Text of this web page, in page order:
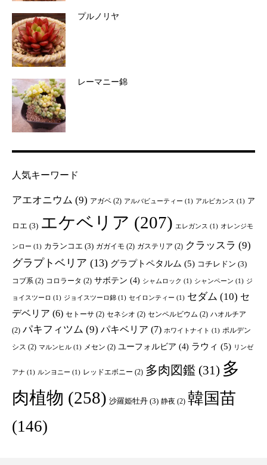
プルノリヤ
レーマニー錦
人気キーワード
アエオニウム (9) アガベ (2) アルバビューティー (1) アルビカンス (1) ア
ロエ (3) エケベリア (207) エレガンス (1) オレンジモ
ンロー (1) カランコエ (3) ガガイモ (2) ガステリア (2) クラッスラ (9)
グラプトベリア (13) グラプトペタルム (5) コチレドン (3)
コブ系 (2) コロラータ (2) サボテン (4) シャムロック (1) シャンペーン (1) ジ
ョイスツーロ (1) ジョイスツーロ錦 (1) セイロンティー (1) セダム (10) セ
デベリア (6) セトーサ (2) セネシオ (2) センペルビウム (2) ハオルチア
(2) パキフィツム (9) パキベリア (7) ホワイトナイト (1) ポルデン
シス (2) マルンヒル (1) メセン (2) ユーフォルビア (4) ラウィ (5) リンゼ
アナ (1) ルンヨニー (1) レッドエボニー (2) 多肉図鑑 (31) 多
肉植物 (258) 沙羅姫牡丹 (3) 静夜 (2) 韓国苗
(146)